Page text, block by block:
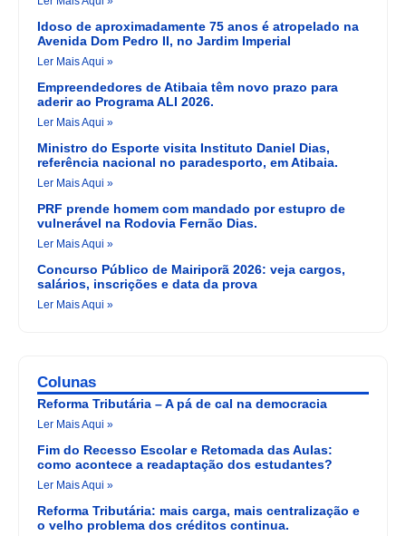
Idoso de aproximadamente 75 anos é atropelado na
Avenida Dom Pedro II, no Jardim Imperial
Ler Mais Aqui »
Empreendedores de Atibaia têm novo prazo para
aderir ao Programa ALI 2026.
Ler Mais Aqui »
Ministro do Esporte visita Instituto Daniel Dias,
referência nacional no paradesporto, em Atibaia.
Ler Mais Aqui »
PRF prende homem com mandado por estupro de
vulnerável na Rodovia Fernão Dias.
Ler Mais Aqui »
Concurso Público de Mairiporã 2026: veja cargos,
salários, inscrições e data da prova
Ler Mais Aqui »
Colunas
Reforma Tributária – A pá de cal na democracia
Ler Mais Aqui »
Fim do Recesso Escolar e Retomada das Aulas:
como acontece a readaptação dos estudantes?
Ler Mais Aqui »
Reforma Tributária: mais carga, mais centralização e
o velho problema dos créditos continua.